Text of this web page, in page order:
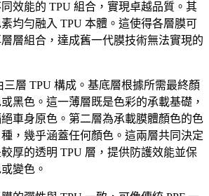
效能的 TPU 組合，實現卓越品質。其
均勻融入 TPU 本體。這使得各層膜可
層組合，達成舊一代膜技術無法實現的
三層 TPU 構成。基底層根據所需最終顏
黑色。這一薄層既是色彩的承載基礎，
車身原色。第二層為承載膜體顏色的色
，幾乎涵蓋任何顏色。這兩層共同決定
厚的透明 TPU 層，提供防護效能並保
變色。